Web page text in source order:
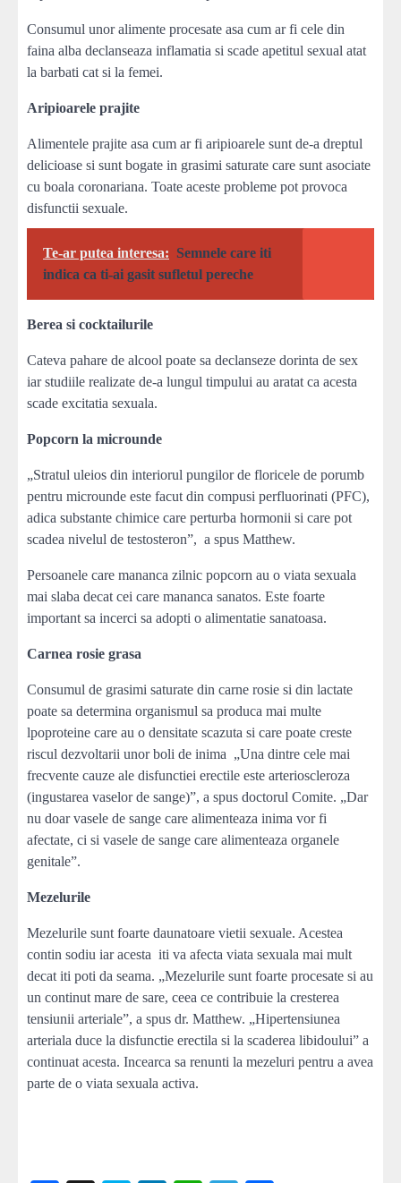
Consumul unor alimente procesate asa cum ar fi cele din
faina alba declanseaza inflamatia si scade apetitul sexual atat
la barbati cat si la femei.
Aripioarele prajite
Alimentele prajite asa cum ar fi aripioarele sunt de-a dreptul
delicioase si sunt bogate in grasimi saturate care sunt asociate
cu boala coronariana. Toate aceste probleme pot provoca
disfunctii sexuale.
Te-ar putea interesa: Semnele care iti
indica ca ti-ai gasit sufletul pereche
Berea si cocktailurile
Cateva pahare de alcool poate sa declanseze dorinta de sex
iar studiile realizate de-a lungul timpului au aratat ca acesta
scade excitatia sexuala.
Popcorn la microunde
„Stratul uleios din interiorul pungilor de floricele de porumb
pentru microunde este facut din compusi perfluorinati (PFC),
adica substante chimice care perturba hormonii si care pot
scadea nivelul de testosteron”, a spus Matthew.
Persoanele care mananca zilnic popcorn au o viata sexuala
mai slaba decat cei care mananca sanatos. Este foarte
important sa incerci sa adopti o alimentatie sanatoasa.
Carnea rosie grasa
Consumul de grasimi saturate din carne rosie si din lactate
poate sa determina organismul sa produca mai multe
lpoproteine care au o densitate scazuta si care poate creste
riscul dezvoltarii unor boli de inima „Una dintre cele mai
frecvente cauze ale disfunctiei erectile este arterioscleroza
(ingustarea vaselor de sange)”, a spus doctorul Comite. „Dar
nu doar vasele de sange care alimenteaza inima vor fi
afectate, ci si vasele de sange care alimenteaza organele
genitale”.
Mezelurile
Mezelurile sunt foarte daunatoare vietii sexuale. Acestea
contin sodiu iar acesta iti va afecta viata sexuala mai mult
decat iti poti da seama. „Mezelurile sunt foarte procesate si au
un continut mare de sare, ceea ce contribuie la cresterea
tensiunii arteriale”, a spus dr. Matthew. „Hipertensiunea
arteriala duce la disfunctie erectila si la scaderea libidoului” a
continuat acesta. Incearca sa renunti la mezeluri pentru a avea
parte de o viata sexuala activa.